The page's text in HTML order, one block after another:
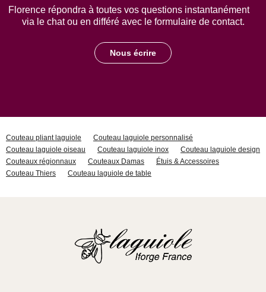
Florence répondra à toutes vos questions instantanément
via le chat ou en différé avec le formulaire de contact.
Nous écrire
Couteau pliant laguiole
Couteau laguiole personnalisé
Couteau laguiole oiseau
Couteau laguiole inox
Couteau laguiole design
Couteaux régionnaux
Couteaux Damas
Étuis & Accessoires
Couteau Thiers
Couteau laguiole de table